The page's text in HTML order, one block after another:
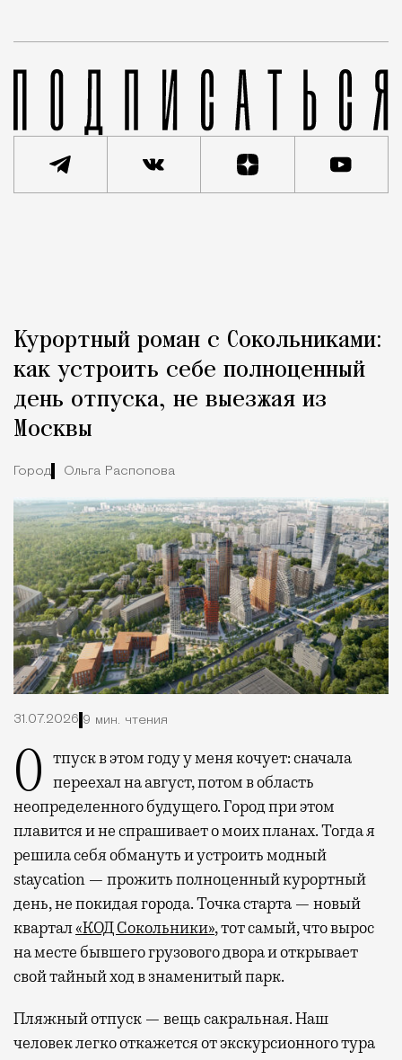
Курортный роман с Сокольниками:
как устроить себе полноценный
день отпуска, не выезжая из
Москвы
Город Ольга Распопова
31.07.2026 9 мин. чтения
Отпуск в этом году у меня кочует: сначала переехал на август, потом в область
неопределенного будущего. Город при этом
плавится и не спрашивает о моих планах. Тогда я
решила себя обмануть и устроить модный
staycation — прожить полноценный курортный
день, не покидая города. Точка старта — новый
квартал«КОД Сокольники», тот самый, что вырос
на месте бывшего грузового двора и открывает
свой тайный ход в знаменитый парк.
Пляжный отпуск — вещь сакральная. Наш
человек легко откажется от экскурсионного тура